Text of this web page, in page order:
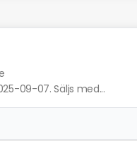
09-07. Säljs med...